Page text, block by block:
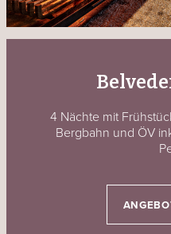
4 Nächte mit
Bergbahn und ÖV